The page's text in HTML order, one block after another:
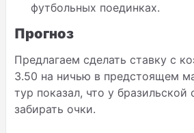
футбольных поединках.
Прогноз
Предлагаем сделать ставку с
3.50 на ничью в предстоящем
тур показал, что у
забирать очки.